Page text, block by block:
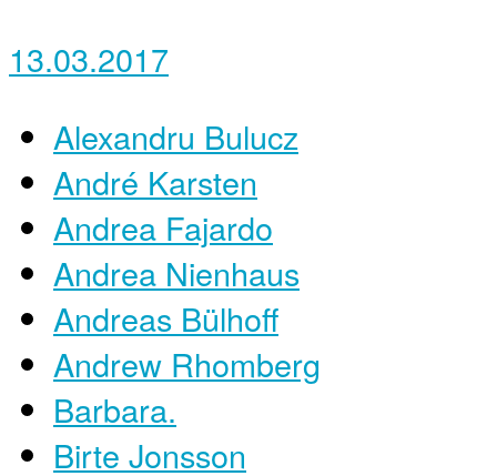
13.03.2017
Alexandru Bulucz
André Karsten
Andrea Fajardo
Andrea Nienhaus
Andreas Bülhoff
Andrew Rhomberg
Barbara.
Birte Jonsson